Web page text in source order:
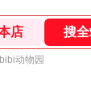
bibi动物园